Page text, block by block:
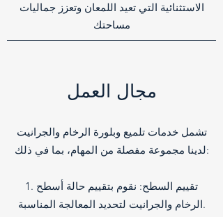
الاستثنائية التي تعيد اللمعان وتعزز جماليات
مساحتك
مجال العمل
تشمل خدمات تلميع وبلورة الرخام والجرانيت
لدينا مجموعة مفصلة من المهام، بما في ذلك:
1. تقييم السطح: نقوم بتقييم حالة أسطح
الرخام والجرانيت لتحديد المعالجة المناسبة.